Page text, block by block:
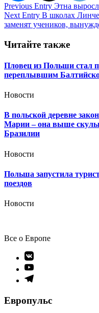
Навигация
по
Previous Entry Этна
Next Entry В школах
заменят учеников,
Читайте также
Пловец из Польши стал
переплывшим
Новости
В польской деревне
Марии – она выше
Бразилии
Новости
Польша запустила
поездов
Новости
Все о Европе
Элемент
меню
Элемент
меню
Элемент
Европульс